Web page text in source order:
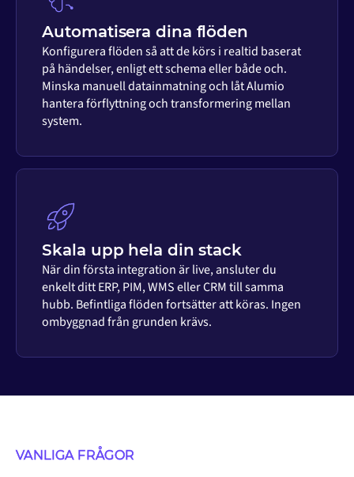
Automatisera dina flöden
Konfigurera flöden så att de körs i realtid baserat
på händelser, enligt ett schema eller både och.
Minska manuell datainmatning och låt Alumio
hantera förflyttning och transformering mellan
system.
Skala upp hela din stack
När din första integration är live, ansluter du
enkelt ditt ERP, PIM, WMS eller CRM till samma
hubb. Befintliga flöden fortsätter att köras. Ingen
ombyggnad från grunden krävs.
VANLIGA FRÅGOR